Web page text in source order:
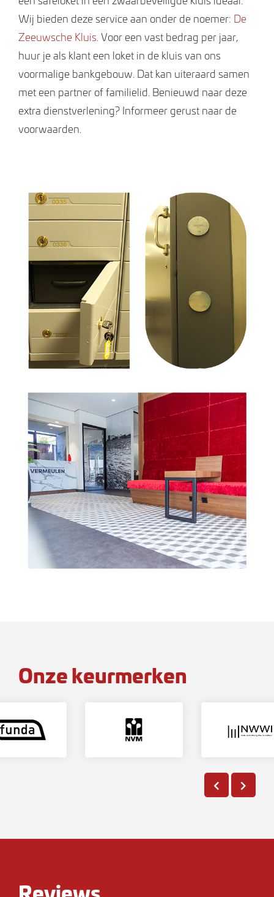
Wij bieden deze service aan onder de noemer: De
Zeeuwsche Kluis. Voor een vast bedrag per jaar,
huur je als klant een loket in de kluis van ons
voormalige bankgebouw. Dat kan uiteraard samen
met een partner of familielid. Benieuwd naar deze
extra dienstverlening? Informeer gerust naar de
voorwaarden.
Onze keurmerken